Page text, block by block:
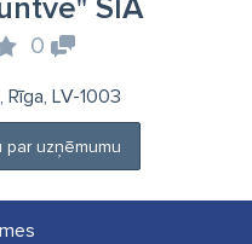
SIA
0
LV-1003
par uzņēmumu